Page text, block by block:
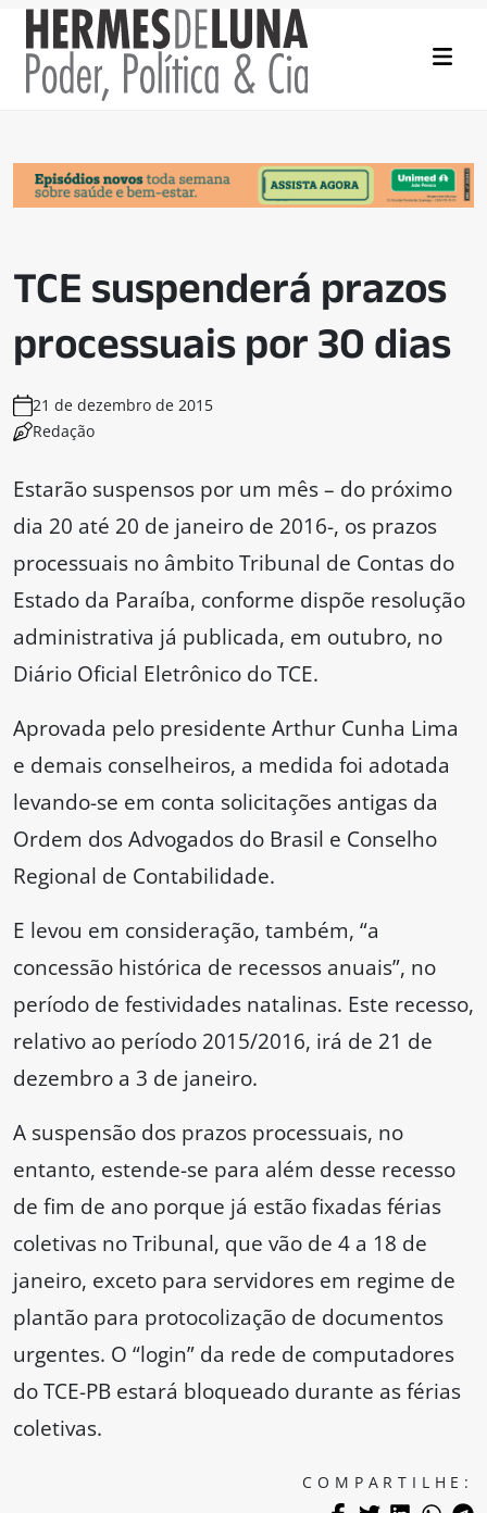
TCE suspenderá prazos
processuais por 30 dias
21 de dezembro de 2015
Redação
Estarão suspensos por um mês – do próximo
dia 20 até 20 de janeiro de 2016-, os prazos
processuais no âmbito Tribunal de Contas do
Estado da Paraíba, conforme dispõe resolução
administrativa já publicada, em outubro, no
Diário Oficial Eletrônico do TCE.
Aprovada pelo presidente Arthur Cunha Lima
e demais conselheiros, a medida foi adotada
levando-se em conta solicitações antigas da
Ordem dos Advogados do Brasil e Conselho
Regional de Contabilidade.
E levou em consideração, também, “a
concessão histórica de recessos anuais”, no
período de festividades natalinas. Este recesso,
relativo ao período 2015/2016, irá de 21 de
dezembro a 3 de janeiro.
A suspensão dos prazos processuais, no
entanto, estende-se para além desse recesso
de fim de ano porque já estão fixadas férias
coletivas no Tribunal, que vão de 4 a 18 de
janeiro, exceto para servidores em regime de
plantão para protocolização de documentos
urgentes. O “login” da rede de computadores
do TCE-PB estará bloqueado durante as férias
coletivas.
COMPARTILHE: